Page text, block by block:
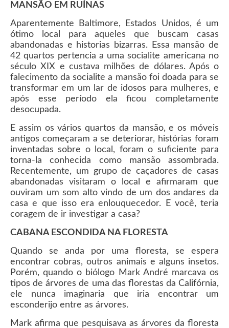
MANSÃO EM RUÍNAS
Aparentemente Baltimore, Estados Unidos, é um
ótimo local para aqueles que buscam casas
abandonadas e historias bizarras. Essa mansão de
42 quartos pertencia a uma socialite americana no
século XIX e custava milhões de dólares. Após o
falecimento da socialite a mansão foi doada para se
transformar em um lar de idosos para mulheres, e
após esse período ela ficou completamente
desocupada.
E assim os vários quartos da mansão, e os móveis
antigos começaram a se deteriorar, histórias foram
inventadas sobre o local, foram o suficiente para
torna-la conhecida como mansão assombrada.
Recentemente, um grupo de caçadores de casas
abandonadas visitaram o local e afirmaram que
ouviram um som alto vindo de um dos andares da
casa e que isso era enlouquecedor. E você, teria
coragem de ir investigar a casa?
CABANA ESCONDIDA NA FLORESTA
Quando se anda por uma floresta, se espera
encontrar cobras, outros animais e alguns insetos.
Porém, quando o biólogo Mark André marcava os
tipos de árvores de uma das florestas da Califórnia,
ele nunca imaginaria que iria encontrar um
esconderijo entre as árvores.
Mark afirma que pesquisava as árvores da floresta